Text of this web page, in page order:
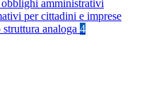
obblighi amministrativi
per cittadini e imprese
analoga 4